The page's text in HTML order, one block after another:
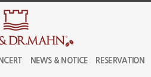
NEWS & NOTICE RESERVATION